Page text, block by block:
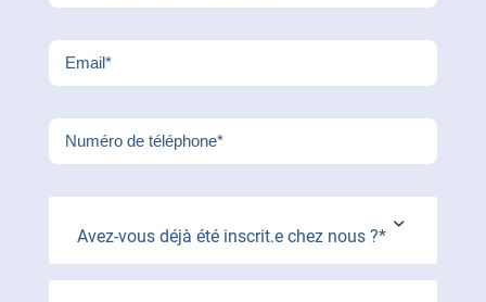
Avez-vous déjà été inscrit.e chez nous ?*